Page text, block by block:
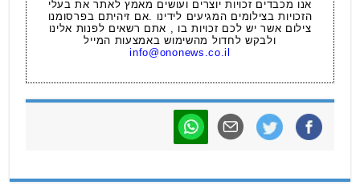
אנו מכבדים זכויות יוצרים ועושים מאמץ לאתר את בעלי
הזכויות בצילומים המגיעים לידינו .אם זיהיתם בפרסומנו
צילום אשר יש לכם זכויות בו , אתם רשאים לפנות אלינו
ולבקש לחדול מהשימוש באמצעות המייל
info@ononews.co.il